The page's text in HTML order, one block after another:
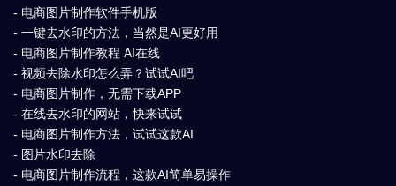
- 电商图片制作软件手机版
- 一键去水印的方法，当然是AI更好用
- 电商图片制作教程 AI在线
- 视频去除水印怎么弄？试试AI吧
- 电商图片制作，无需下载APP
- 在线去水印的网站，快来试试
- 电商图片制作方法，试试这款AI
- 图片水印去除
- 电商图片制作流程，这款AI简单易操作